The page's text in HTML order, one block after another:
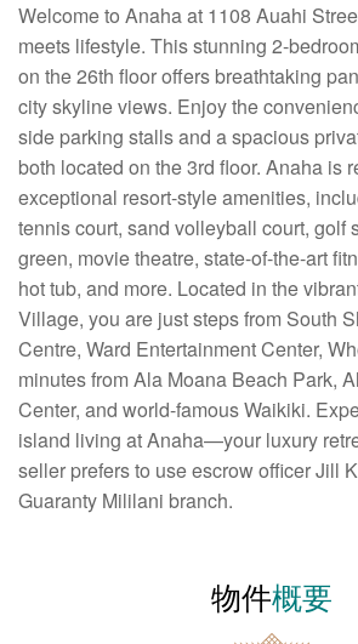
Welcome to Anaha at 1108 Auahi
meets lifestyle. This stunning 2-
on the 26th floor offers breathtaking
city skyline views. Enjoy the
side parking stalls and a spacious
both located on the 3rd floor. Anaha is
exceptional resort-style amenities,
tennis court, sand volleyball court, golf
green, movie theatre, state-of-the-art
hot tub, and more. Located in the
Village, you are just steps from South
Centre, Ward Entertainment Center,
minutes from Ala Moana Beach Park,
Center, and world-famous Waikiki.
island living at Anaha—your luxury
seller prefers to use escrow officer Jill
Guaranty Mililani branch.
物件概要